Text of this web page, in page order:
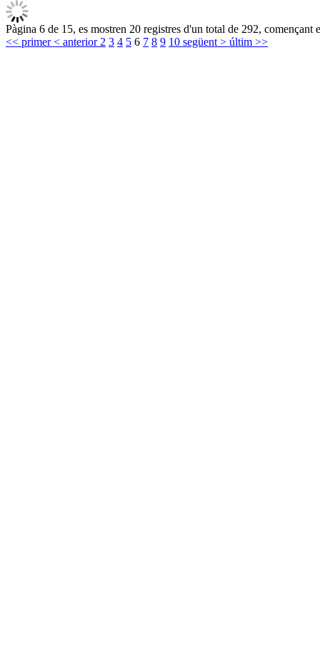
Pàgina 6 de 15, es mostren 20 registres d'un total de 292, començant
<< primer< anterior 2 3 4 5 6 7 8 9 10 següent > últim >>